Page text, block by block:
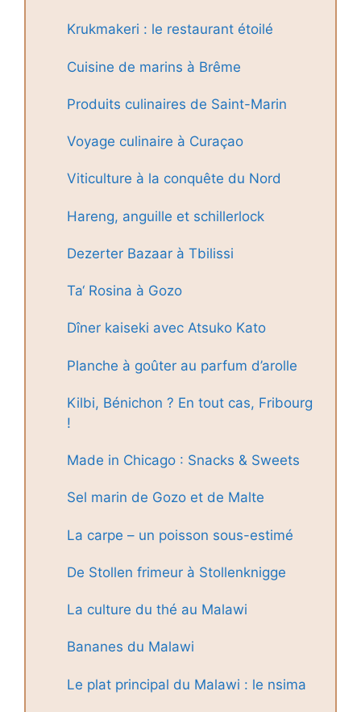
Krukmakeri : le restaurant étoilé
Cuisine de marins à Brême
Produits culinaires de Saint-Marin
Voyage culinaire à Curaçao
Viticulture à la conquête du Nord
Hareng, anguille et schillerlock
Dezerter Bazaar à Tbilissi
Ta‘ Rosina à Gozo
Dîner kaiseki avec Atsuko Kato
Planche à goûter au parfum d’arolle
Kilbi, Bénichon ? En tout cas, Fribourg
!
Made in Chicago : Snacks & Sweets
Sel marin de Gozo et de Malte
La carpe – un poisson sous-estimé
De Stollen frimeur à Stollenknigge
La culture du thé au Malawi
Bananes du Malawi
Le plat principal du Malawi : le nsima